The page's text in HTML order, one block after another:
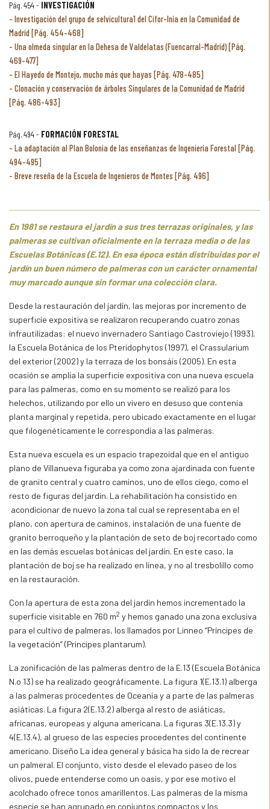
Pág. 454 - INVESTIGACIÓN
Investigación del grupo de selvicultura1 del Cifor-Inia en la Comunidad de
Madrid [Pág. 454-468]
Una olmeda singular en la Dehesa de Valdelatas (Fuencarral-Madrid) [Pág.
469-477]
El Hayedo de Montejo, mucho más que hayas [Pág. 478-485]
Clonación y conservación de árboles Singulares de la Comunidad de Madrid
[Pág. 486-493]
Pág. 494 - FORMACIÓN FORESTAL
La adaptación al Plan Bolonia de las enseñanzas de Ingeniería Forestal [Pág.
494-495]
Breve reseña de la Escuela de Ingenieros de Montes [Pág. 496]
En 1981 se restaura el jardín a sus tres terrazas originales, y las
palmeras se cultivan oficialmente en la terraza media o de las
Escuelas Botánicas (E.12). En esa época están distribuidas por el
jardín un buen número de palmeras con un carácter ornamental
muy marcado aunque sin formar una colección clara.
Desde la restauración del jardín, las mejoras por incremento de
superficie expositiva se realizaron recuperando cuatro zonas
infrautilizadas: el nuevo invernadero Santiago Castroviejo (1993),
la Escuela Botánica de los Pteridophytos (1997), el Crassularium
del exterior (2002) y la terraza de los bonsáis (2005). En esta
ocasión se amplía la superficie expositiva con una nueva escuela
para las palmeras, como en su momento se realizó para los
helechos, utilizando por ello un vivero en desuso que contenía
planta marginal y repetida, pero ubicado exactamente en el lugar
que filogenéticamente le correspondía a las palmeras.
Esta nueva escuela es un espacio trapezoidal que en el antiguo
plano de Villanueva figuraba ya como zona ajardinada con fuente
de granito central y cuatro caminos, uno de ellos ciego, como el
resto de figuras del jardín. La rehabilitación ha consistido en
acondicionar de nuevo la zona tal cual se representaba en el
plano, con apertura de caminos, instalación de una fuente de
granito berroqueño y la plantación de seto de boj recortado como
en las demás escuelas botánicas del jardín. En este caso, la
plantación de boj se ha realizado en línea, y no al tresbolillo como
en la restauración.
Con la apertura de esta zona del jardín hemos incrementado la
superficie visitable en 760 m2 y hemos ganado una zona exclusiva
para el cultivo de palmeras, los llamados por Linneo “Príncipes de
la vegetación” (Principes plantarum).
La zonificación de las palmeras dentro de la E.13 (Escuela Botánica
N.o 13) se ha realizado geográficamente. La figura 1(E.13.1) alberga
a las palmeras procedentes de Oceanía y a parte de las palmeras
asiáticas. La figura 2(E.13.2) alberga al resto de asiáticas,
africanas, europeas y alguna americana. La figuras 3(E.13.3) y
4(E.13.4), al grueso de las especies procedentes del continente
americano. Diseño La idea general y básica ha sido la de recrear
un palmeral. El conjunto, visto desde el elevado paseo de los
olivos, puede entenderse como un oasis, y por ese motivo el
acolchado ofrece tonos amarillentos. Las palmeras de la misma
especie se han agrupado en conjuntos compactos y los